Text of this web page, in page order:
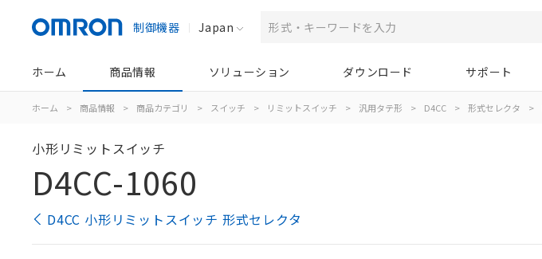
制御機器 Japan
ホーム 商品情報 ソリューション ダウンロード サポート
ホーム > 商品情報 > 商品カテゴリ > スイッチ > リミットスイッチ > 汎用タテ形 > D4CC > 形式セレクタ >
小形リミットスイッチ
D4CC-1060
D4CC 小形リミットスイッチ 形式セレクタ